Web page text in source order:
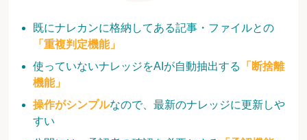
既にナレカンに格納してある記事・ファイルとの
「重複判定機能」
使っていないナレッジをAIが自動抽出する
「断捨離
機能」
操作がシンプルなので、最新のナレッジに更新しや
すい